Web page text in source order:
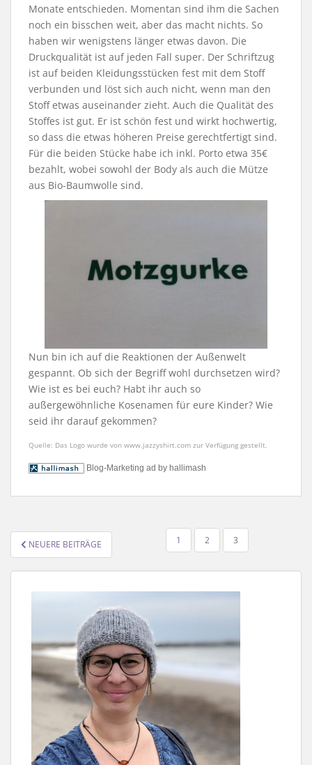
Monate entschieden. Momentan sind ihm die Sachen
noch ein bisschen weit, aber das macht nichts. So
haben wir wenigstens länger etwas davon. Die
Druckqualität ist auf jeden Fall super. Der Schriftzug
ist auf beiden Kleidungsstücken fest mit dem Stoff
verbunden und löst sich auch nicht, wenn man den
Stoff etwas auseinander zieht. Auch die Qualität des
Stoffes ist gut. Er ist schön fest und wirkt hochwertig,
so dass die etwas höheren Preise gerechtfertigt sind.
Für die beiden Stücke habe ich inkl. Porto etwa 35€
bezahlt, wobei sowohl der Body als auch die Mütze
aus Bio-Baumwolle sind.
Nun bin ich auf die Reaktionen der Außenwelt
gespannt. Ob sich der Begriff wohl durchsetzen wird?
Wie ist es bei euch? Habt ihr auch so
außergewöhnliche Kosenamen für eure Kinder? Wie
seid ihr darauf gekommen?
Quelle: Das Logo wurde von www.jazzyshirt.com zur Verfügung gestellt.
Blog-Marketing ad by hallimash
SEITENNUMMERIERUNG
DER
BEITRÄGE
NEUERE BEITRÄGE 1 2 3